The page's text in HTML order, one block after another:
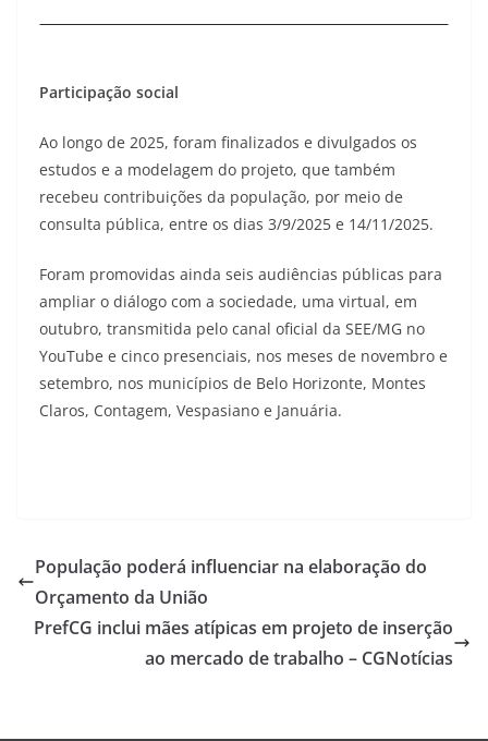
Participação social
Ao longo de 2025, foram finalizados e divulgados os
estudos e a modelagem do projeto, que também
recebeu contribuições da população, por meio de
consulta pública, entre os dias 3/9/2025 e 14/11/2025.
Foram promovidas ainda seis audiências públicas para
ampliar o diálogo com a sociedade, uma virtual, em
outubro, transmitida pelo canal oficial da SEE/MG no
YouTube e cinco presenciais, nos meses de novembro e
setembro, nos municípios de Belo Horizonte, Montes
Claros, Contagem, Vespasiano e Januária.
População poderá influenciar na elaboração do
Orçamento da União
PrefCG inclui mães atípicas em projeto de inserção
ao mercado de trabalho – CGNotícias